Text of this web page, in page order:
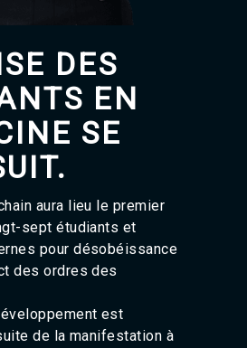
Fès 98.8 Hz
El Jadida 97.3
Settat 104,6
Chefchaouen 106.4
Essaouira 96.6
Safi 92.3
Taounate 95.6
Tiznit 103.1
SkhourRhamna 92.2
Taroudant 104.9
Guelmim 91.9
Tan-Tan 95.2
DES
EN
SE
aura lieu le premier
sept étudiants et
pour désobéissance
des ordres des
est
de la manifestation à